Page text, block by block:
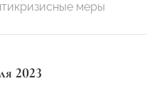
меры
2023